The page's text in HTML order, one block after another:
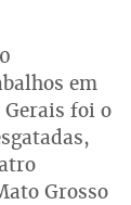
em
foi o
Grosso